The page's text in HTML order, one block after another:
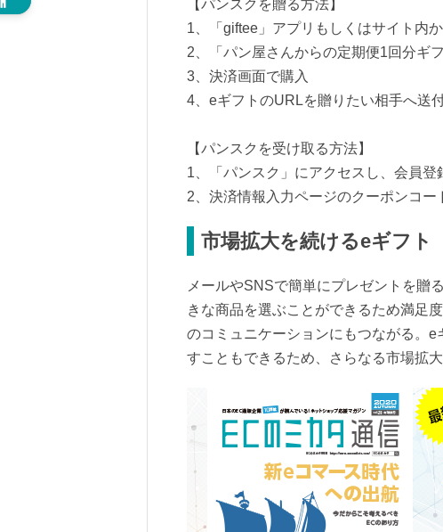
【パンスクを贈る方法】
1、「giftee」アプリもしくはサイト内
2、「パン屋さんからの定期便1回分ギ
3、決済画面で購入
4、eギフトのURLを贈りたい相手へ送
【パンスクを受け取る方法】
1、「パンスク」にアクセスし、会員登
2、決済情報入力ページのクーポンコー
市場拡大を続けるeギフト
メールやSNSで簡単にプレゼントを贈
きな商品を選ぶことができるため満足
のコミュニケーションにもつながる。
すこともできるため、さらなる市場拡大